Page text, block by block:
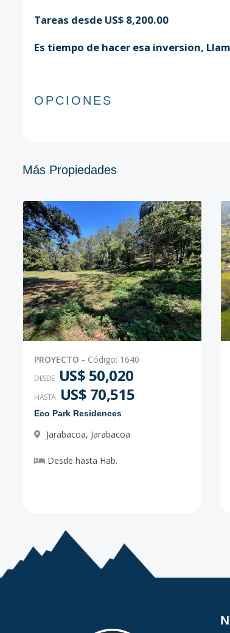
Tareas desde US$ 8,200.00
Es tiempo de hacer esa inversion,
OPCIONES
Más Propiedades
PROYECTO - Código: 1640
DESDE US$ 50,020
HASTA US$ 70,515
Eco Park Residences
Jarabacoa, Jarabacoa
Desde hasta Hab.